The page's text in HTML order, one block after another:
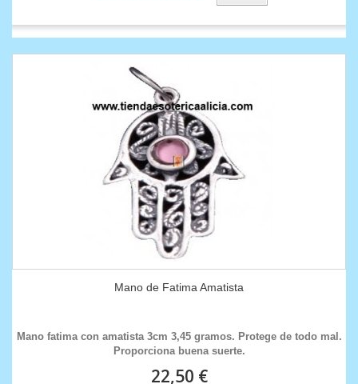
Mano de Fatima Amatista
Mano fatima con amatista 3cm 3,45 gramos. Protege de todo mal.
Proporciona buena suerte.
22,50 €